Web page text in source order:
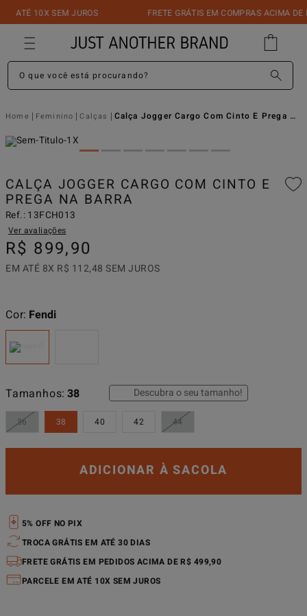
ATÉ 10X SEM JUROS FRETE GRÁTIS EM COMPRAS ACIMA DE
O que você está procurando?
Feminino Calças Calça Jogger Cargo Com Cinto E Prega Na Barra
CALÇA JOGGER CARGO COM CINTO E
PREGA NA BARRA
Ref.: 13FCH013
Ver avaliações
R$ 899,90
EM ATÉ 8X R$ 112,48 SEM JUROS
Tamanhos 38
36 38 40 42 44
Descubra o seu tamanho!
Cor Fendi
ADICIONAR À SACOLA
5% OFF NO PIX
TROCA GRÁTIS EM ATÉ 30 DIAS
FRETE GRÁTIS EM PEDIDOS ACIMA DE R$ 499,90
PARCELE EM ATÉ 10X SEM JUROS